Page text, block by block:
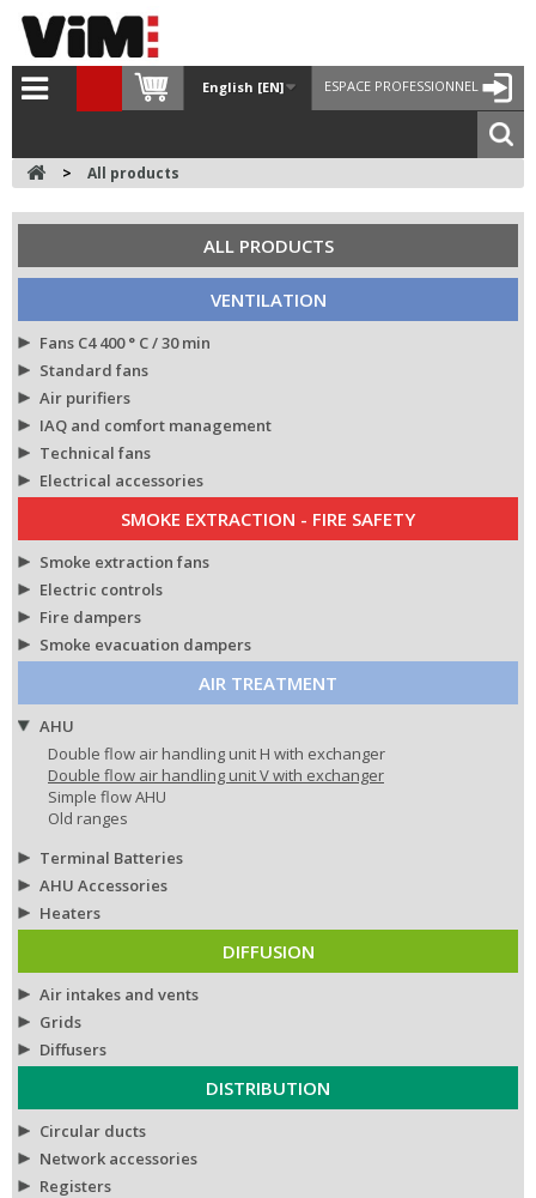
ESPACE PROFESSIONNEL
English [EN]
> All products
ALL PRODUCTS
VENTILATION
Fans C4 400 ° C / 30 min
Standard fans
Air purifiers
IAQ and comfort management
Technical fans
Electrical accessories
SMOKE EXTRACTION - FIRE SAFETY
Smoke extraction fans
Electric controls
Fire dampers
Smoke evacuation dampers
AIR TREATMENT
AHU
Double flow air handling unit H with exchanger
Double flow air handling unit V with exchanger
Simple flow AHU
Old ranges
Terminal Batteries
AHU Accessories
Heaters
DIFFUSION
Air intakes and vents
Grids
Diffusers
DISTRIBUTION
Circular ducts
Network accessories
Registers